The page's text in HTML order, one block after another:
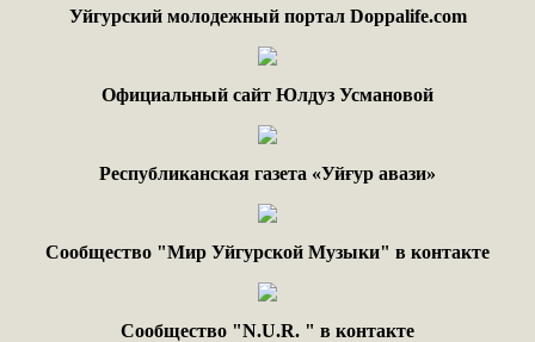
Уйгурский молодежный портал Doppalife.com
Официальный сайт Юлдуз Усмановой
Республиканская газета «Уйғур авази»
Сообщество "Мир Уйгурской Музыки" в контакте
Сообщество "N.U.R. " в контакте